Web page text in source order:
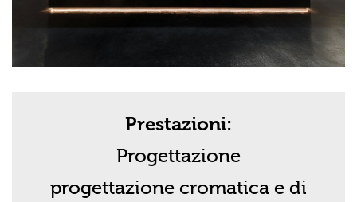
Prestazioni:
Progettazione
progettazione cromatica e di